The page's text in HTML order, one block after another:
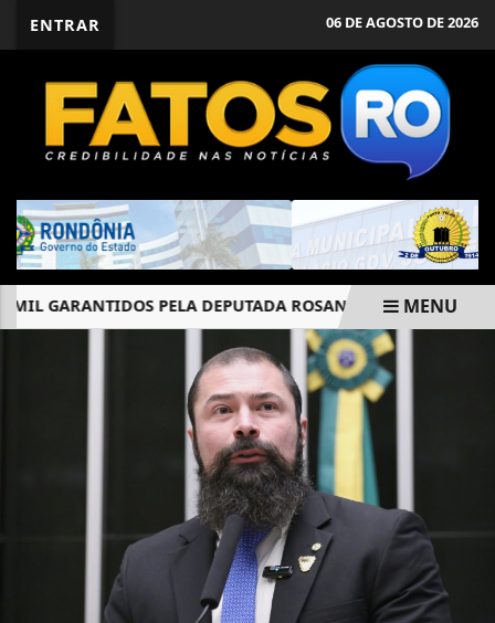
ENTRAR 06 DE AGOSTO DE 2026
GARANTIDOS PELA DEPUTADA ROSANGELA DONADON
MENU